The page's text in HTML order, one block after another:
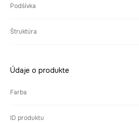
Podšívka
Štruktúra
Údaje o produkte
Farba
ID produktu